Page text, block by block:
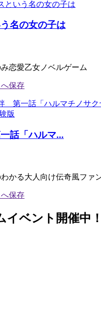
名の女の子は
恋愛乙女ノベルゲーム
話「ハルマ...
かる大人向け伝奇風ファ
イベント開催中！